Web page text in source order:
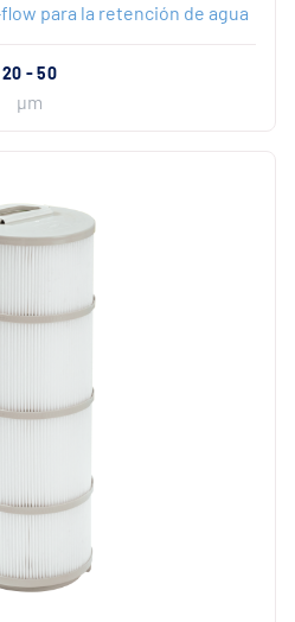
para la retención de agua
20 - 50
µm